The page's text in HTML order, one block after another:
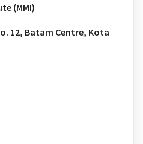
(MMI)
12, Batam Centre, Kota